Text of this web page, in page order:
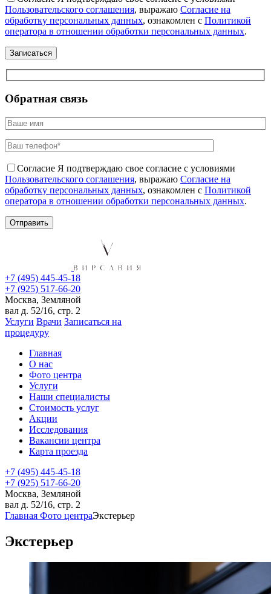
Пользовательского соглашения, выражаю Согласие на
обработку персональных данных, ознакомлен с Политикой
оператора в отношении обработки персональных данных.
Обратная связь
Согласие Я подтверждаю свое согласие с условиями
Пользовательского соглашения, выражаю Согласие на
обработку персональных данных, ознакомлен с Политикой
оператора в отношении обработки персональных данных.
+7 (495) 445-45-18
+7 (925) 517-66-20
Москва, Земляной
вал д. 52/16, стр. 2
Услуги Врачи Записаться на
процедуру
Главная
О нас
Фото центра
Услуги
Наши специалисты
Стоимость услуг
Акции
Исследования
Вакансии центра
Карта проезда
+7 (495) 445-45-18
+7 (925) 517-66-20
Москва, Земляной
вал д. 52/16, стр. 2
Главная Фото центраЭкстерьер
Экстерьер